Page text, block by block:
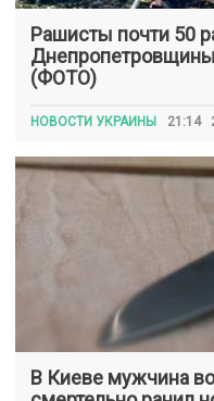
Рашисты почти 50
(ФОТО)
НОВОСТИ УКРАИНЫ 21:14
В Киеве мужчина